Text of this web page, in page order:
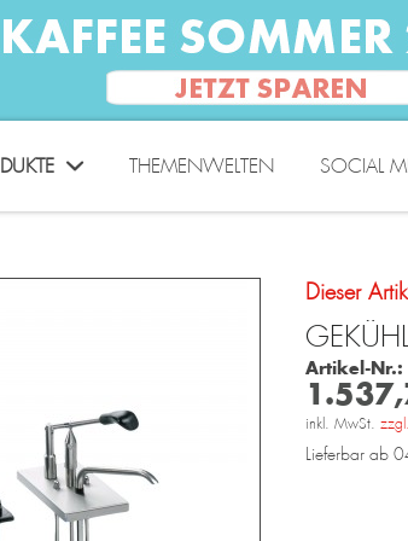
THEMENWELTEN SOCIAL
Dieser
Artikel-Nr.:
inkl. MwSt.
Lieferbar ab